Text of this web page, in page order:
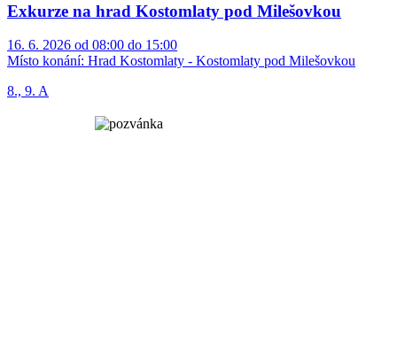
Exkurze na hrad Kostomlaty pod Milešovkou
16. 6. 2026 od 08:00 do 15:00
Místo konání: Hrad Kostomlaty - Kostomlaty pod Milešovkou
8., 9. A